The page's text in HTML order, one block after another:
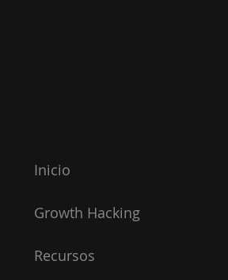
Inicio
Growth Hacking
Recursos